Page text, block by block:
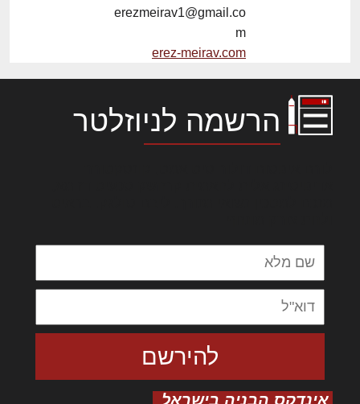
erezmeirav1@gmail.co
m
erez-meirav.com
הרשמה לניוזלטר
אינדקס הבניה בישראל